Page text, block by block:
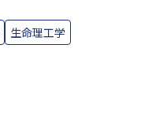
生命理工学